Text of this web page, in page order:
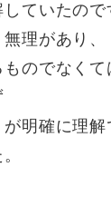
ていたので
理があり、
のでなくて
が明確に理